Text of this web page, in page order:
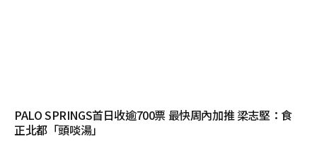
PALO SPRINGS首日收逾700票 最快周內加推 梁志堅：食
正北都「頭啖湯」